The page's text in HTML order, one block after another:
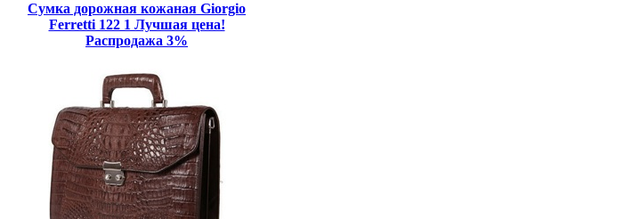
Сумка дорожная кожаная Giorgio
Ferretti 122 1 Лучшая цена!
Распродажа 3%